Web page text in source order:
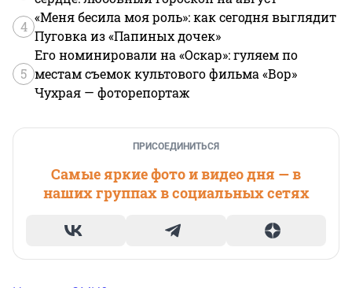
4
«Меня бесила моя роль»: как сегодня выглядит
Пуговка из «Папиных дочек»
5
Его номинировали на «Оскар»: гуляем по
местам съемок культового фильма «Вор»
Чухрая — фоторепортаж
ПРИСОЕДИНИТЬСЯ
Самые яркие фото и видео дня — в
наших группах в социальных сетях